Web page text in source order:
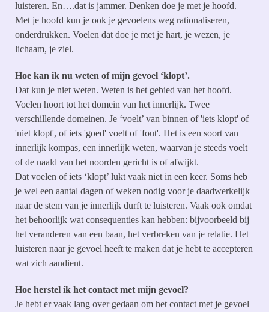
luisteren. En….dat is jammer. Denken doe je met je hoofd.
Met je hoofd kun je ook je gevoelens weg rationaliseren,
onderdrukken. Voelen dat doe je met je hart, je wezen, je
lichaam, je ziel.
Hoe kan ik nu weten of mijn gevoel ‘klopt’.
Dat kun je niet weten. Weten is het gebied van het hoofd.
Voelen hoort tot het domein van het innerlijk. Twee
verschillende domeinen. Je ‘voelt’ van binnen of 'iets klopt' of
'niet klopt', of iets 'goed' voelt of 'fout'. Het is een soort van
innerlijk kompas, een innerlijk weten, waarvan je steeds voelt
of de naald van het noorden gericht is of afwijkt.
Dat voelen of iets ‘klopt’ lukt vaak niet in een keer. Soms heb
je wel een aantal dagen of weken nodig voor je daadwerkelijk
naar de stem van je innerlijk durft te luisteren. Vaak ook omdat
het behoorlijk wat consequenties kan hebben: bijvoorbeeld bij
het veranderen van een baan, het verbreken van je relatie. Het
luisteren naar je gevoel heeft te maken dat je hebt te accepteren
wat zich aandient.
Hoe herstel ik het contact met mijn gevoel?
Je hebt er vaak lang over gedaan om het contact met je gevoel